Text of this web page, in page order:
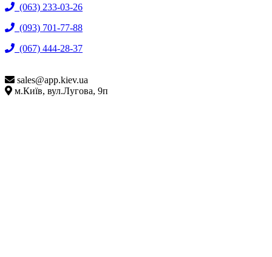
(063) 233-03-26
(093) 701-77-88
(067) 444-28-37
sales@app.kiev.ua
м.Київ, вул.Лугова, 9п